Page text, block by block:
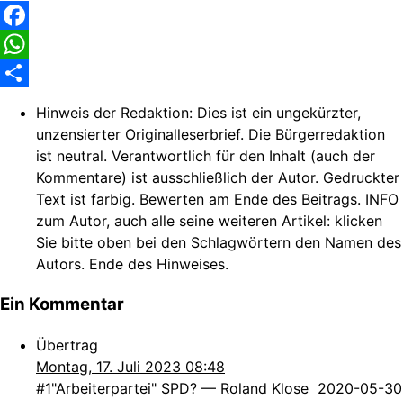
Facebook
WhatsApp
Hinweis der Redaktion: Dies ist ein ungekürzter,
unzensierter Originalleserbrief. Die Bürgerredaktion
ist neutral. Verantwortlich für den Inhalt (auch der
Kommentare) ist ausschließlich der Autor. Gedruckter
Text ist farbig. Bewerten am Ende des Beitrags. INFO
zum Autor, auch alle seine weiteren Artikel: klicken
Sie bitte oben bei den Schlagwörtern den Namen des
Autors. Ende des Hinweises.
Ein Kommentar
Übertrag
Montag, 17. Juli 2023 08:48
#1"Arbeiterpartei" SPD? — Roland Klose 2020-05-30